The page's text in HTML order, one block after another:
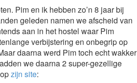
Pim en ik hebben zo’n 8 jaar bij
geleden namen we afscheid van
aan in het hostel waar Pim
verbijstering en onbegrip op
daarna werd Pim toch echt wakker
we daarna 2 super-gezellige
zijn site: